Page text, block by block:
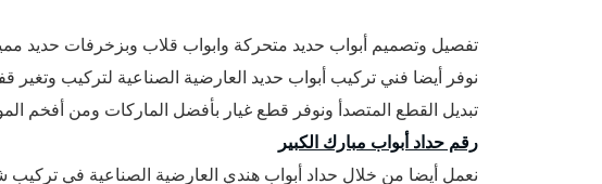
تفصيل وتصميم أبواب حديد متحركة وابواب قلاب وبزخرفات حديد
نوفر أيضا فني تركيب أبواب حديد العارضية الصناعية لتركيب
تبديل القطع المتصدأ ونوفر قطع غيار بأفضل الماركات ومن أفخم
رقم حداد أبواب مبارك الكبير
نعمل أيضا من خلال حداد أبواب هندي العارضية الصناعية في تركيب